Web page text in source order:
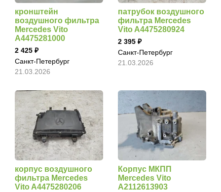
кронштейн
воздушного фильтра
Mercedes Vito
A4475281000
2 425
Санкт-Петербург
21.03.2026
патрубок воздушного
фильтра Mercedes
Vito A4475280924
2 395
Санкт-Петербург
21.03.2026
корпус воздушного
фильтра Mercedes
Vito A4475280206
Корпус МКПП
Mercedes Vito
A2112613903